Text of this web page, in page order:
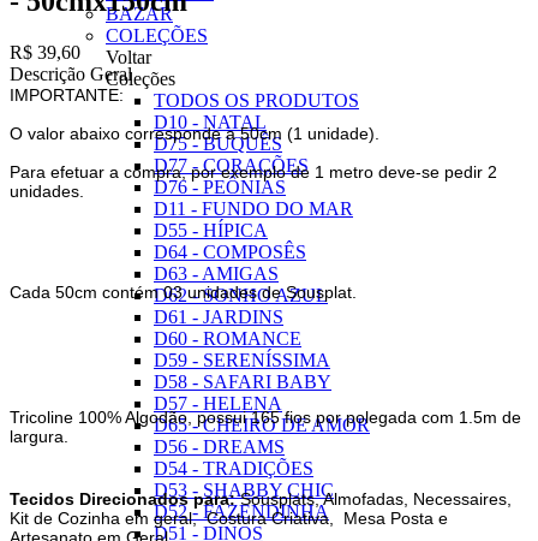
BAZAR
COLEÇÕES
Voltar
Coleções
TODOS OS PRODUTOS
D10 - NATAL
D75 - BUQUÊS
D77 - CORAÇÕES
D76 - PEÔNIAS
D11 - FUNDO DO MAR
D55 - HÍPICA
D64 - COMPOSÊS
D63 - AMIGAS
D62 - SONHO AZUL
D61 - JARDINS
D60 - ROMANCE
D59 - SERENÍSSIMA
D58 - SAFARI BABY
D57 - HELENA
D65 - CHEIRO DE AMOR
D56 - DREAMS
D54 - TRADIÇÕES
D53 - SHABBY CHIC
D52 - FAZENDINHA
D51 - DINOS
R$ 39,60
Descrição Geral
IMPORTANTE:
O valor abaixo corresponde a 50cm (1 unidade).
Para efetuar a compra, por exemplo de 1 metro deve-se pedir 2
unidades.
Cada 50cm contém 03 unidades de Sousplat.
Tricoline 100% Algodão, possui 165 fios por polegada com 1.5m de
largura.
Tecidos Direcionados para:Sousplats, Almofadas, Necessaires,
Kit de Cozinha em geral, Costura Criativa, Mesa Posta e